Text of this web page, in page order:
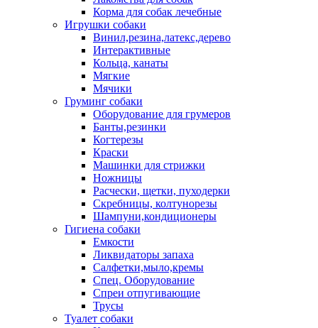
Корма для собак лечебные
Игрушки собаки
Винил,резина,латекс,дерево
Интерактивные
Кольца, канаты
Мягкие
Мячики
Груминг собаки
Оборудование для грумеров
Банты,резинки
Когтерезы
Краски
Машинки для стрижки
Ножницы
Расчески, щетки, пуходерки
Скребницы, колтунорезы
Шампуни,кондиционеры
Гигиена собаки
Емкости
Ликвидаторы запаха
Салфетки,мыло,кремы
Спец. Оборудование
Спреи отпугивающие
Трусы
Туалет собаки